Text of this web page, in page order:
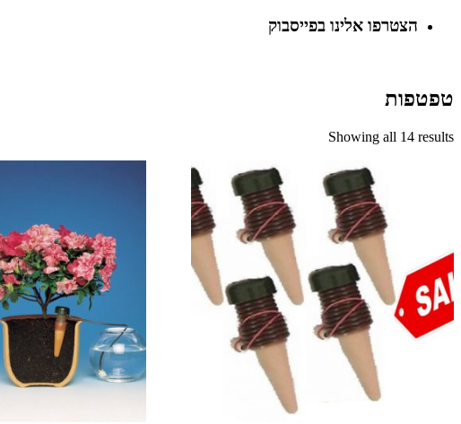
הצטרפו אלינו בפייסבוק
טפטפות
Showing all 14 results